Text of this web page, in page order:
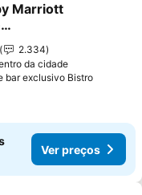
aos favoritos
Marriott
2.334
da cidade
bar exclusivo BistroVer
Ver preços